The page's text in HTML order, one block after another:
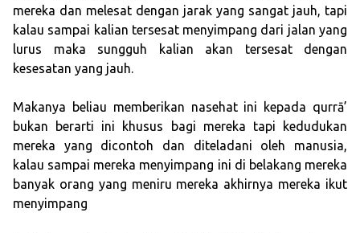
mereka dan melesat dengan jarak yang sangat jauh, tapi
kalau sampai kalian tersesat menyimpang dari jalan yang
lurus maka sungguh kalian akan tersesat dengan
kesesatan yang jauh.
Makanya beliau memberikan nasehat ini kepada qurrā’
bukan berarti ini khusus bagi mereka tapi kedudukan
mereka yang dicontoh dan diteladani oleh manusia,
kalau sampai mereka menyimpang ini di belakang mereka
banyak orang yang meniru mereka akhirnya mereka ikut
menyimpang